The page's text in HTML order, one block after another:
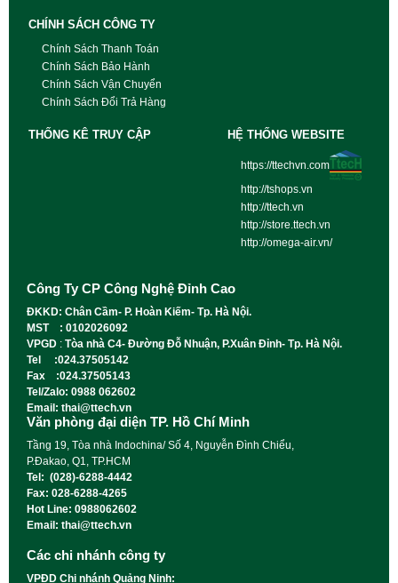
CHÍNH SÁCH CÔNG TY
Chính Sách Thanh Toán
Chính Sách Bảo Hành
Chính Sách Vận Chuyển
Chính Sách Đổi Trả Hàng
THỐNG KÊ TRUY CẬP HỆ THỐNG WEBSITE
https://ttechvn.com
http://tshops.vn
http://ttech.vn
http://store.ttech.vn
http://omega-air.vn/
Công Ty CP Công Nghệ Đỉnh Cao
ĐKKD: Chân Cầm- P. Hoàn Kiếm- Tp. Hà Nội.
MST : 0102026092
VPGD : Tòa nhà C4- Đường Đỗ Nhuận, P.Xuân Đỉnh- Tp. Hà Nội.
Tel :024.37505142
Fax :024.37505143
Tel/Zalo: 0988 062602
Email: thai@ttech.vn
Văn phòng đại diện TP. Hồ Chí Minh
Tầng 19, Tòa nhà Indochina/ Số 4, Nguyễn Đình Chiểu,
P.Đakao, Q1, TP.HCM
Tel: (028)-6288-4442
Fax: 028-6288-4265
Hot Line: 0988062602
Email: thai@ttech.vn
Các chi nhánh công ty
VPĐD Chi nhánh Quảng Ninh: